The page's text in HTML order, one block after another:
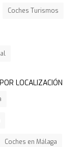
Coches Turismos
LOCALIZACIÓN
Coches en Málaga